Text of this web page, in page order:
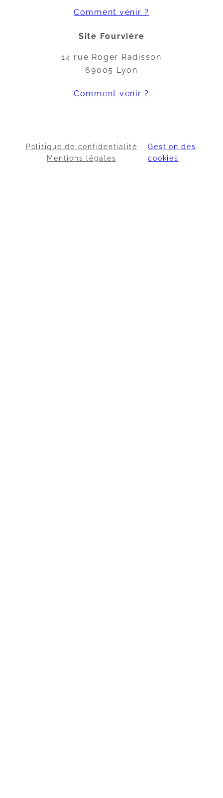
Comment venir ?
Site Fourvière
14 rue Roger Radisson
69005 Lyon
Comment venir ?
Politique de confidentialité
Mentions légales
Gestion des
cookies